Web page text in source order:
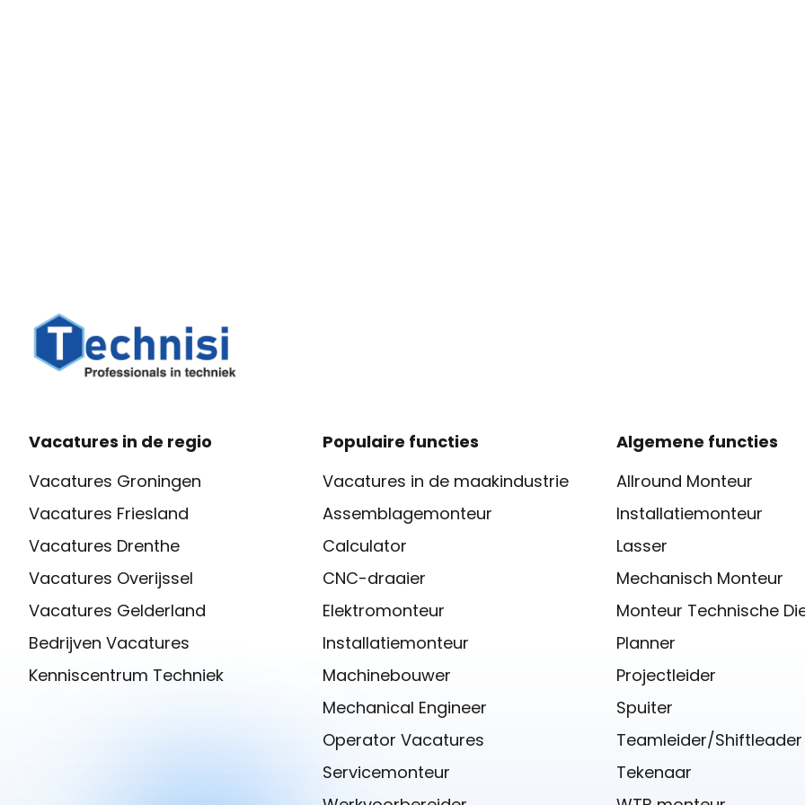
Vacatures in de regio
Vacatures Groningen
Vacatures Friesland
Vacatures Drenthe
Vacatures Overijssel
Vacatures Gelderland
Bedrijven Vacatures
Kenniscentrum Techniek
Populaire functies
Vacatures in de maakindustrie
Assemblagemonteur
Calculator
CNC-draaier
Elektromonteur
Installatiemonteur
Machinebouwer
Mechanical Engineer
Operator Vacatures
Servicemonteur
Algemene functies
Allround Monteur
Installatiemonteur
Lasser
Mechanisch Monteur
Monteur Technische
Planner
Projectleider
Spuiter
Teamleider/Shiftleader
Tekenaar